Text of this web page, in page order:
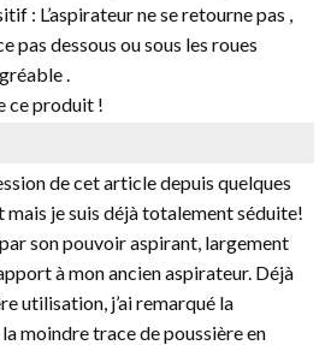
: L’aspirateur ne se retourne pas ,
pas dessous ou sous les roues
.
ce produit !
de cet article depuis quelques
mais je suis déjà totalement séduite!
son pouvoir aspirant, largement
à mon ancien aspirateur. Déjà
utilisation, j’ai remarqué la
moindre trace de poussière en